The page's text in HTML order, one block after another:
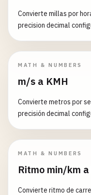
Convierte millas por
precision decimal
MATH & NUMBERS
m/s a KMH
Convierte metros por
precisión decimal
MATH & NUMBERS
Ritmo min/km
Convierte ritmo de